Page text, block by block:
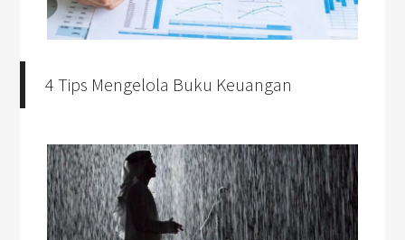
4 Tips Mengelola Buku Keuangan